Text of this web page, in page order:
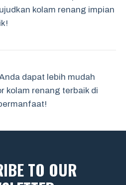
kolam renang impian
dapat lebih mudah
kolam renang terbaik di
TO OUR